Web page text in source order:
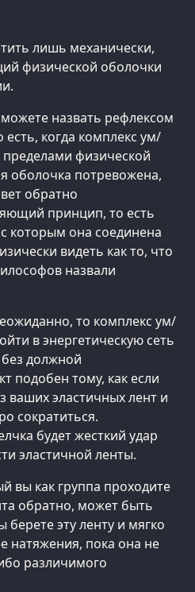
лишь механически,
физической оболочки
назвать рефлексом
когда комплекс ум/
физической
оболочка потревожена,
обратно
принцип, то есть
которым она соединена
видеть как то, что
назвали
то комплекс ум/
в энергетическую сеть
должной
подобен тому, как если
ваших эластичных лент и
сократиться.
будет жесткий удар
эластичной ленты.
вы как группа проходите
обратно, может быть
эту ленту и мягко
натяжения, пока она не
различимого